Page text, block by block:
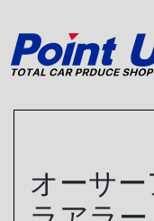
メインナビゲー
オーサ